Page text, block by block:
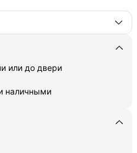
или до двери
наличными